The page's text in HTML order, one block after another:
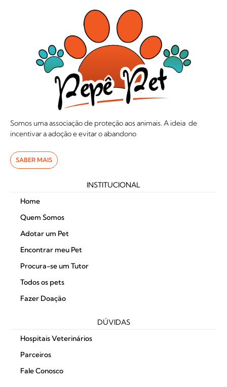
Somos uma associação de proteção aos animais. A ideia de
incentivar a adoção e evitar o abandono
SABER MAIS
INSTITUCIONAL
Home
Quem Somos
Adotar um Pet
Encontrar meu Pet
Procura-se um Tutor
Todos os pets
Fazer Doação
DÚVIDAS
Hospitais Veterinários
Parceiros
Fale Conosco